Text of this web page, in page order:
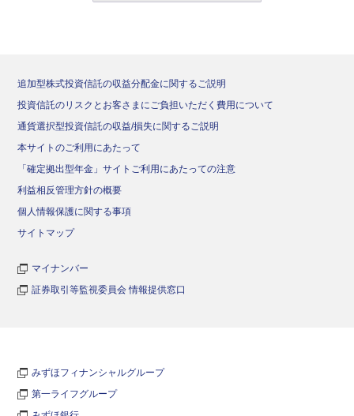
追加型株式投資信託の収益分配金に関するご説明
投資信託のリスクとお客さまにご負担いただく費用について
通貨選択型投資信託の収益/損失に関するご説明
本サイトのご利用にあたって
「確定拠出型年金」サイトご利用にあたっての注意
利益相反管理方針の概要
個人情報保護に関する事項
サイトマップ
マイナンバー
証券取引等監視委員会 情報提供窓口
みずほフィナンシャルグループ
第一ライフグループ